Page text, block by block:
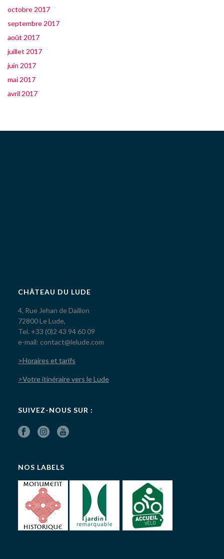
octobre 2017
septembre 2017
août 2017
juillet 2017
juin 2017
mai 2017
avril 2017
CHÂTEAU DU LUDE
4, Rue Jehan de Daillon
72800 Le Lude,
Tel. +33 (0)2 43 94 60 09
e-mail: contact@lelude.com
>Horaires et tarifs
>Votre itinéraire vers le Lude
SUIVEZ-NOUS SUR :
NOS LABELS